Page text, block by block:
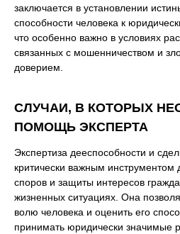
заключается в установлении
способности человека к
что особенно важно в условиях
связанных с мошенничеством и
доверием.
СЛУЧАИ, В КОТОРЫХ
ПОМОЩЬ ЭКСПЕРТА
Экспертиза дееспособности и
критически важным
споров и защиты интересов
жизненных ситуациях. Она
волю человека и оценить его
принимать юридически значимые